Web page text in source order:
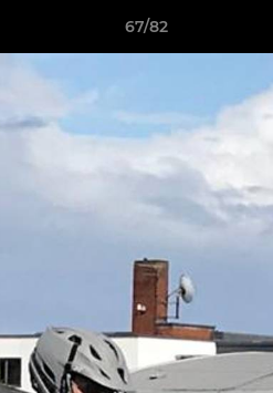
67/82